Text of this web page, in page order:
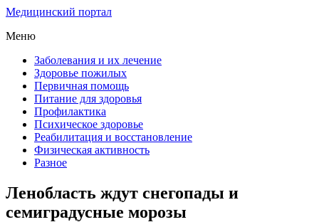
Медицинский портал
Меню
Заболевания и их лечение
Здоровье пожилых
Первичная помощь
Питание для здоровья
Профилактика
Психическое здоровье
Реабилитация и восстановление
Физическая активность
Разное
Ленобласть ждут снегопады и
семиградусные морозы